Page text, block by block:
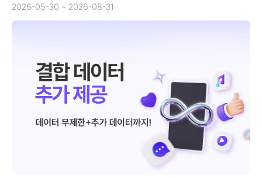
2026-05-30 ~ 2026-08-31